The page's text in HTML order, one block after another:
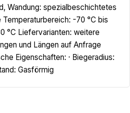
Wandung: spezialbeschichtetes
-70 °C bis
°C Liefervarianten: weitere
und Längen auf Anfrage
Eigenschaften: · Biegeradius:
Gasförmig